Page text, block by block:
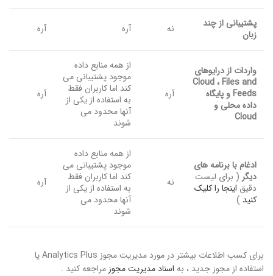
پشتیبانی از چند
زبان
نه آره آره
واردات از درایوهای
Cloud ، Files and
Feeds و پایگاه
داده محلی و
Cloud
آره
از همه منابع داده
موجود پشتیبانی می
کند اما کاربران فقط
به استفاده از یکی از
آنها محدود می
شوند
آره
ادغام با برنامه های
دیگر ( برای لیست
دقیق اینجا را کلیک
کنید )
نه
از همه منابع داده
موجود پشتیبانی می
کند اما کاربران فقط
به استفاده از یکی از
آنها محدود می
شوند
آره
برای کسب اطلاعات بیشتر در مورد مدیریت مجوز Analytics Plus یا
استفاده از مجوز جدید ، به اسناد مدیریت مجوز مراجعه کنید .